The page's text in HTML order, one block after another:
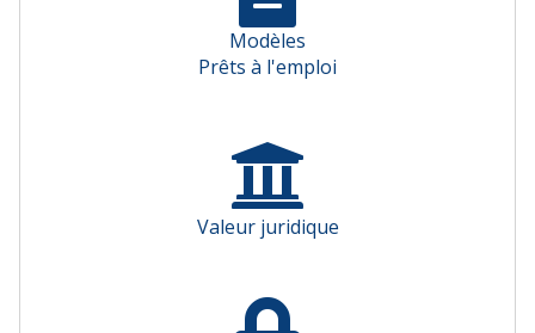
Modèles
Prêts à l'emploi
Valeur juridique